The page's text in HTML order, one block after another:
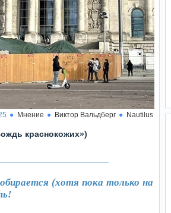
Мнение Виктор Вальдберг Nautilus
краснокожих»)
(хотя пока только на